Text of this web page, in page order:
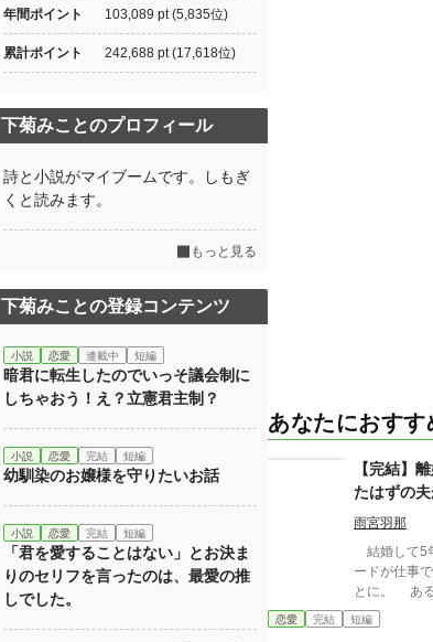
あなたにおすす
【完結】
たはずの
雨宮羽那
結婚して5
ードが仕事
とに。 ある日「私、離婚しようと思うの」と義妹
に相談する
れは、『ち
恋愛 完結 短編
年間ポイント 103,089 pt (5,835位)
累計ポイント 242,688 pt (17,618位)
下菊みことのプロフィール
詩と小説がマイブームです。しもぎ
くと読みます。
もっと見る
下菊みことの登録コンテンツ
小説 恋愛 連載中 短編
暗君に転生したのでいっそ議会制に
しちゃおう！え？立憲君主制？
小説 恋愛 完結 短編
幼馴染のお嬢様を守りたいお話
小説 恋愛 完結 短編
「君を愛することはない」とお決ま
りのセリフを言ったのは、最愛の推
しでした。